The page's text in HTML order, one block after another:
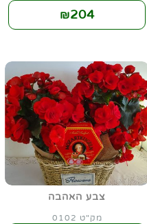
₪204
צבע האהבה
מק"ט 0102